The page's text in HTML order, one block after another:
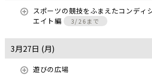
スポーツの競技をふまえたコンディ
エイト編
3/26まで
3月27日 (月)
遊びの広場